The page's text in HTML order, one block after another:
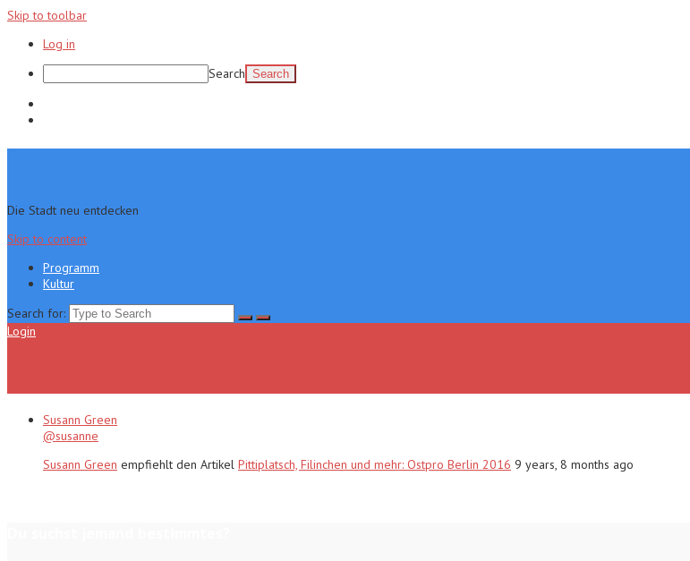
Skip to toolbar
Log in
Search
Die Stadt neu entdecken
Skip to content
Programm
Kultur
Search for:
Login
Susann Green
@susanne
Susann Green empfiehlt den Artikel Pittiplatsch, Filinchen und mehr: Ostpro Berlin 2016 9 years, 8 months ago